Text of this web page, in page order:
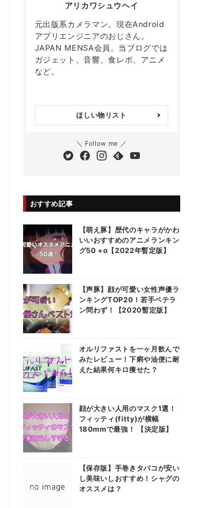
アリカワシュウヘイ
元出版系カメラマン。現在Android
アプリエンジニアのおじさん。
JAPAN MENSA会員。当ブログでは
ガジェット、音響、食レポ、アニメ
など。
ほしい物リスト
＼ Follow me ／
おすすめ記事
【萌え豚】歴代のキャラがかわ
いいおすすめのアニメランキン
グ50 +α【2022年暫定版】
【声豚】顔が可愛い女性声優ラ
ンキングTOP20！若手ベテラ
ン問わず！【2020暫定版】
オルリファストを一ヶ月飲んで
みたレビュー！下痢や油便に耐
えた結果何キロ痩せた？
顔が大きい人用のマスク1選！
フィッティ(fitty)が横幅
180mmで最強！ 【決定版】
【保存版】手巻きタバコが安い
し美味いしおすすめ！シャグの
オススメは？